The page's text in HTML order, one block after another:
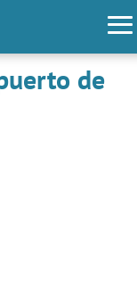
de